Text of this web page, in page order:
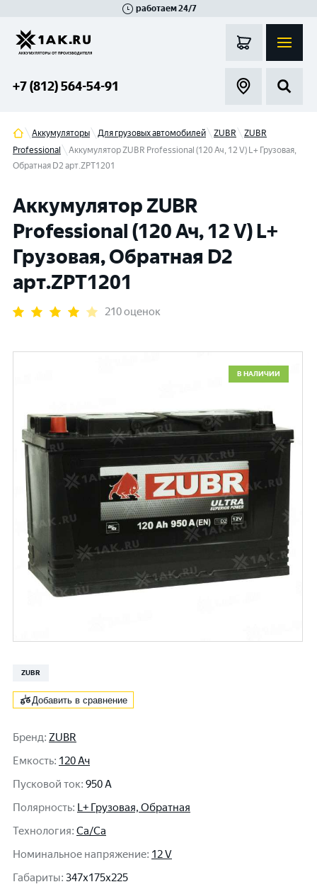
работаем 24/7
+7 (812) 564-54-91
Аккумуляторы Для грузовых автомобилей ZUBR
ZUBR
Professional
Аккумулятор ZUBR Professional (120 Ач, 12 V) L+ Грузовая,
Обратная D2 арт.ZPT1201
Аккумулятор ZUBR
Professional (120 Ач, 12 V) L+
Грузовая, Обратная D2
арт.ZPT1201
210 оценок
В НАЛИЧИИ
ZUBR
Добавить в сравнение
Бренд: ZUBR
Емкость: 120 Ач
Пусковой ток: 950 A
Полярность: L+ Грузовая, Обратная
Технология: Ca/Ca
Номинальное напряжение: 12 V
Габариты: 347x175x225
Гатчина